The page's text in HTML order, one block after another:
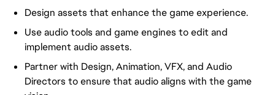
Design assets that enhance the game experience.
Use audio tools and game engines to edit and
implement audio assets.
Partner with Design, Animation, VFX, and Audio
Directors to ensure that audio aligns with the game